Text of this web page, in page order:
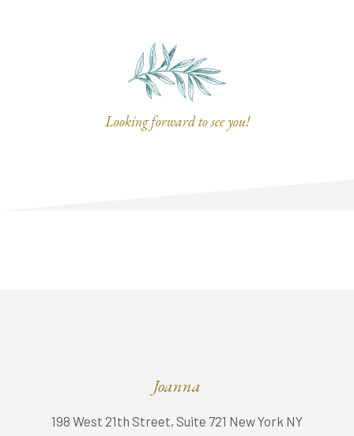
Looking forward to see you!
Joanna
198 West 21th Street, Suite 721 New York NY